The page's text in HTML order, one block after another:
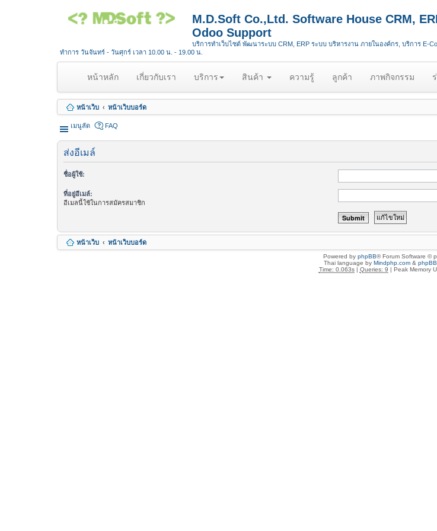
M.D.Soft Co.,Ltd. Software House CRM,
Odoo Support
บริการทำเว็บไซต์ พัฒนาระบบ CRM, ERP ระบบ บริหารงาน ภายในองค์กร, บริการ E-
ทำการ วันจันทร์ - วันศุกร์ เวลา 10.00 น. - 19.00 น.
หน้าหลัก(
u
r
เกี่ยวกับเรา บริการ สินค้า ความรู้ ลูกค้า ภาพกิจกรรม
หน้าเว็บ หน้าเว็บบอร์ด
เมนูลัด FAQ
ส่งอีเมล์
ชื่อผู้ใช้:
ที่อยู่อีเมล์:
อีเมลนี้ใช้ในการสมัครสมาชิก
หน้าเว็บ หน้าเว็บบอร์ด
Powered by phpBB® Forum Software ©
Thai language by Mindphp.com&
Time: 0.063s| Queries: 9 | Peak Memory